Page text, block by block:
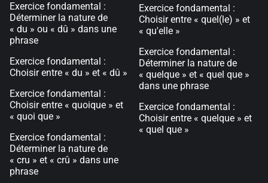
Exercice fondamental :
Déterminer la nature de
« du » ou « dû » dans une
phrase
Exercice fondamental :
Choisir entre « du » et « dû »
Exercice fondamental :
Choisir entre « quoique » et
« quoi que »
Exercice fondamental :
Déterminer la nature de
« cru » et « crû » dans une
phrase
Exercice fondamental :
Choisir entre « quel(le) » et
« qu'elle »
Exercice fondamental :
Déterminer la nature de
« quelque » et « quel que »
dans une phrase
Exercice fondamental :
Choisir entre « quelque » et
« quel que »